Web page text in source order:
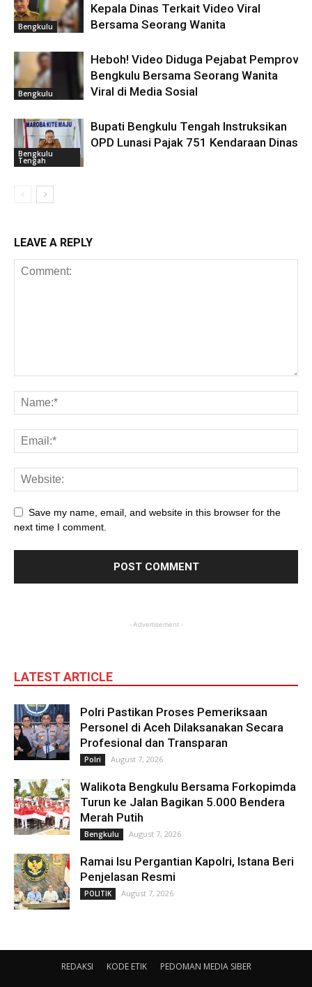
Bengkulu
Kepala Dinas Terkait Video Viral
Bersama Seorang Wanita
Bengkulu
Heboh! Video Diduga Pejabat Pemprov
Bengkulu Bersama Seorang Wanita
Viral di Media Sosial
Bengkulu
Tengah
Bupati Bengkulu Tengah Instruksikan
OPD Lunasi Pajak 751 Kendaraan Dinas
LEAVE A REPLY
Save my name, email, and website in this browser for the
next time I comment.
- Advertisement -
LATEST ARTICLE
Polri Pastikan Proses Pemeriksaan
Personel di Aceh Dilaksanakan Secara
Profesional dan Transparan
Polri August 7, 2026
Walikota Bengkulu Bersama Forkopimda
Turun ke Jalan Bagikan 5.000 Bendera
Merah Putih
Bengkulu August 7, 2026
Ramai Isu Pergantian Kapolri, Istana Beri
Penjelasan Resmi
POLITIK August 7, 2026
REDAKSI KODE ETIK PEDOMAN MEDIA SIBER